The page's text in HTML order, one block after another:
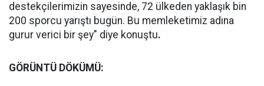
destekçilerimizin sayesinde, 72 ülkeden yaklaşık bin
200 sporcu yarıştı bugün. Bu memleketimiz adına
gurur verici bir şey" diye konuştu.
GÖRÜNTÜ DÖKÜMÜ: